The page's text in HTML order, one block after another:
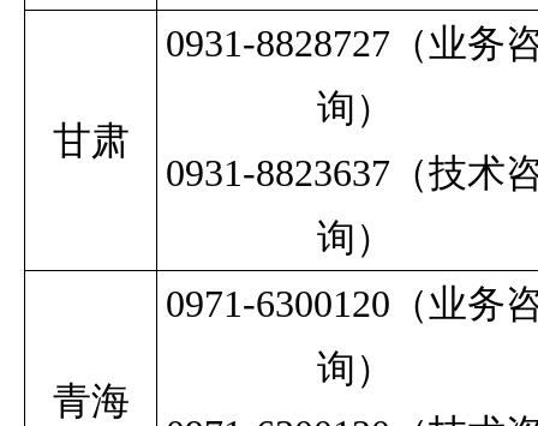
甘肃
0931-8828727 （业务
询）
0931-8823637（技术
询）
青海
0971-6300120（业务
询）